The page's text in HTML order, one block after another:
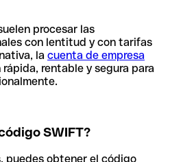
procesar las
con lentitud y con tarifas
la cuenta de empresa
rentable y segura para
SWIFT?
puedes obtener el código